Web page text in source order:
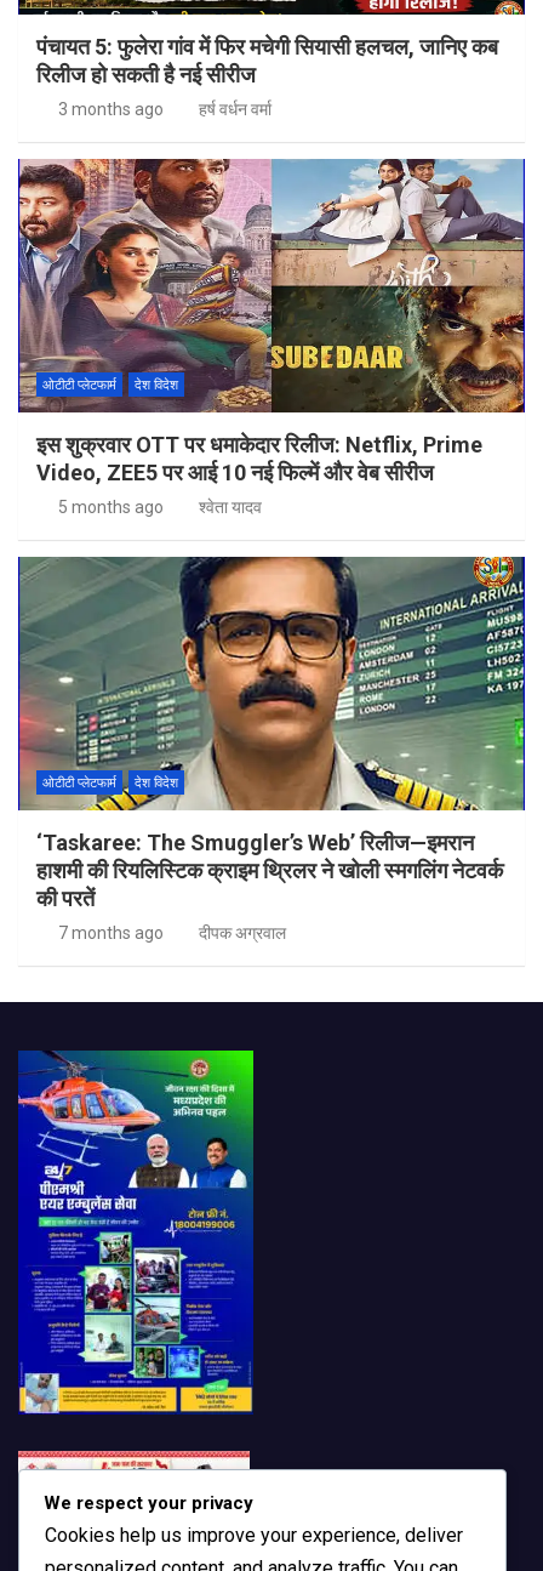
पंचायत 5: फुलेरा गांव में फिर मचेगी सियासी हलचल, जानिए कब
रिलीज हो सकती है नई सीरीज
3 months ago हर्ष वर्धन वर्मा
ओटीटी प्लेटफार्म देश विदेश
इस शुक्रवार OTT पर धमाकेदार रिलीज: Netflix, Prime
Video, ZEE5 पर आई 10 नई फिल्में और वेब सीरीज
5 months ago श्वेता यादव
ओटीटी प्लेटफार्म देश विदेश
‘Taskaree: The Smuggler’s Web’ रिलीज—इमरान
हाशमी की रियलिस्टिक क्राइम थ्रिलर ने खोली स्मगलिंग नेटवर्क
की परतें
7 months ago दीपक अग्रवाल
We respect your privacy
Cookies help us improve your experience, deliver